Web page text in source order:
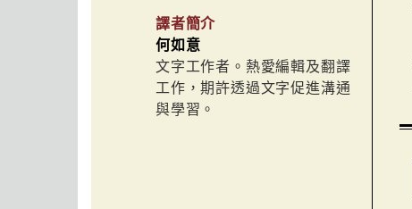
譯者簡介
何如意
文字工作者。熱愛編輯及翻譯
工作，期許透過文字促進溝通
與學習。